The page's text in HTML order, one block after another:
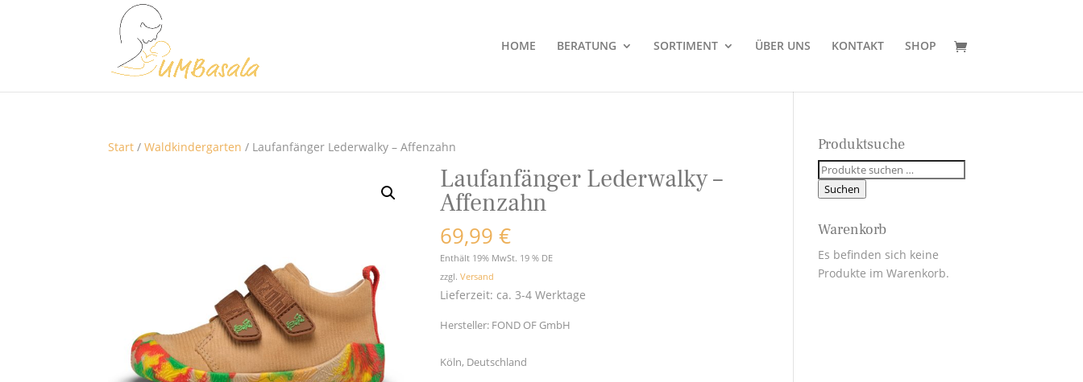
HOME BERATUNG SORTIMENT ÜBER UNS KONTAKT SHOP
Start /Waldkindergarten / Laufanfänger Lederwalky – Affenzahn
Laufanfänger Lederwalky –
Affenzahn
69,99€
Enthält 19% MwSt. 19 % DE
zzgl.Versand
Lieferzeit: ca. 3-4 Werktage
Hersteller: FOND OF GmbH
Köln, Deutschland
Produktsuche
Suchen
nach:
Suchen
Warenkorb
Es befinden sich keine
Produkte im Warenkorb.